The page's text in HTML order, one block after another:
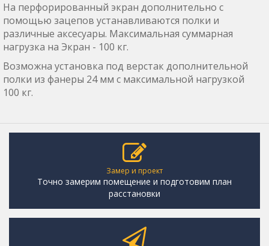
На перфорированный экран дополнительно с
помощью зацепов устанавливаются полки и
различные аксесуары. Максимальная суммарная
нагрузка на Экран - 100 кг.
Возможна установка под верстак дополнительной
полки из фанеры 24 мм с максимальной нагрузкой
100 кг.
Замер и проект
Точно замерим помещение и подготовим план
расстановки